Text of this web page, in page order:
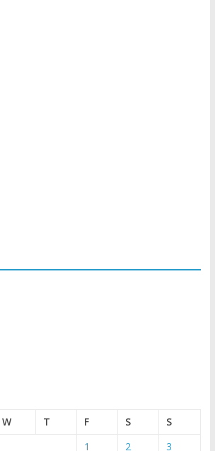
W T F S
S
1
2 3